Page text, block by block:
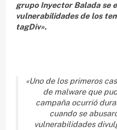
grupo Inyector Balada se
vulnerabilidades de los
tagDiv».
«Uno de los primeros
de malware que
campaña ocurrió
cuando se
vulnerabilidades